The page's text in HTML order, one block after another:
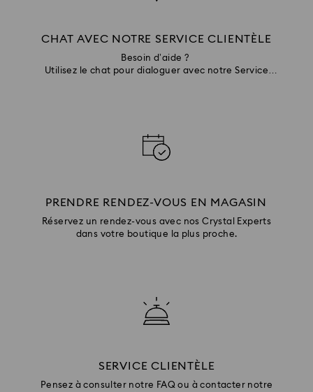
CHAT AVEC NOTRE SERVICE CLIENTÈLE
Besoin d’aide ?
Utilisez le chat pour dialoguer avec notre Service
PRENDRE RENDEZ-VOUS EN MAGASIN
Réservez un rendez-vous avec nos Crystal Experts
dans votre boutique la plus proche.
SERVICE CLIENTÈLE
Pensez à consulter notre FAQ ou à contacter notre